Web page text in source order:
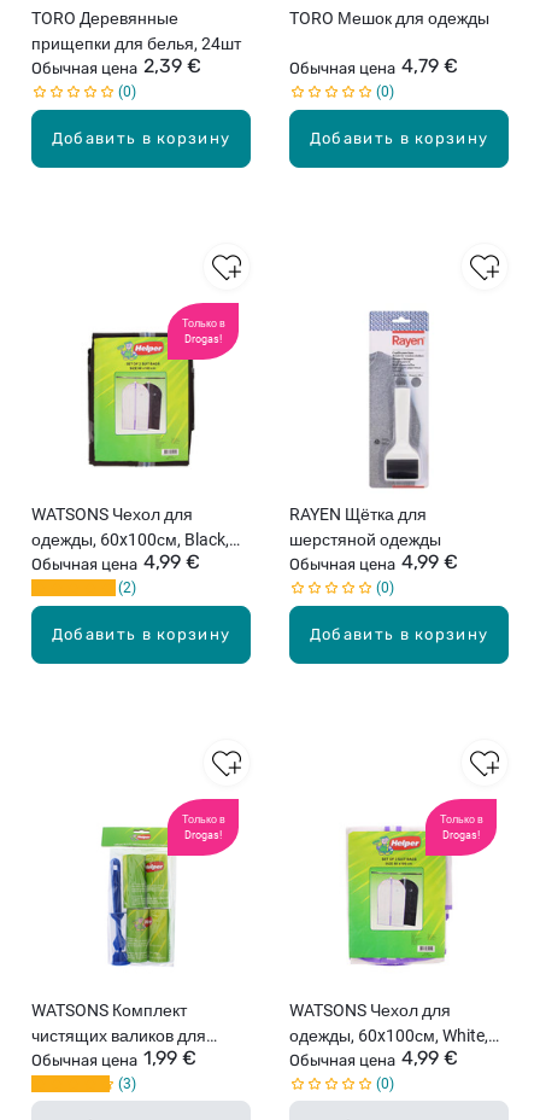
Добавить в корзину
TORO Деревянные
прищепки для белья, 24шт
Обычная цена 2,39 €
0
Добавить в корзину
TORO Мешок для одежды
Обычная цена 4,79 €
0
Только в
Drogas!
Добавить в корзину
WATSONS Чехол для
одежды, 60x100см, Black,
2шт.
Обычная цена 4,99 €
2
Добавить в корзину
RAYEN Щётка для
шерстяной одежды
Обычная цена 4,99 €
0
Только в
Drogas!
WATSONS Комплект
чистящих валиков для
одежды
Обычная цена 1,99 €
3
Только в
Drogas!
WATSONS Чехол для
одежды, 60x100см, White,
2шт.
Обычная цена 4,99 €
0